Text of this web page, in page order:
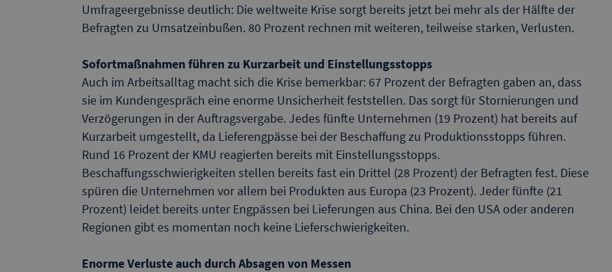
Umfrageergebnisse deutlich: Die weltweite Krise sorgt bereits jetzt bei mehr als der Hälfte der
Befragten zu Umsatzeinbußen. 80 Prozent rechnen mit weiteren, teilweise starken, Verlusten.
Sofortmaßnahmen führen zu Kurzarbeit und Einstellungsstopps
Auch im Arbeitsalltag macht sich die Krise bemerkbar: 67 Prozent der Befragten gaben an, dass
sie im Kundengespräch eine enorme Unsicherheit feststellen. Das sorgt für Stornierungen und
Verzögerungen in der Auftragsvergabe. Jedes fünfte Unternehmen (19 Prozent) hat bereits auf
Kurzarbeit umgestellt, da Lieferengpässe bei der Beschaffung zu Produktionsstopps führen.
Rund 16 Prozent der KMU reagierten bereits mit Einstellungsstopps.
Beschaffungsschwierigkeiten stellen bereits fast ein Drittel (28 Prozent) der Befragten fest. Diese
spüren die Unternehmen vor allem bei Produkten aus Europa (23 Prozent). Jeder fünfte (21
Prozent) leidet bereits unter Engpässen bei Lieferungen aus China. Bei den USA oder anderen
Regionen gibt es momentan noch keine Lieferschwierigkeiten.
Enorme Verluste auch durch Absagen von Messen